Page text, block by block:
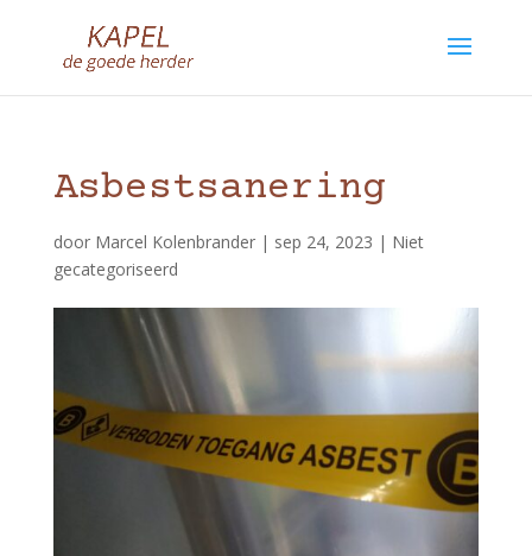
Asbestsanering
door Marcel Kolenbrander| sep 24, 2023 | Niet
gecategoriseerd